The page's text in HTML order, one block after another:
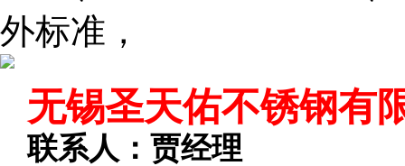
外标准，
无锡圣天佑不锈钢有
联系人：贾经理